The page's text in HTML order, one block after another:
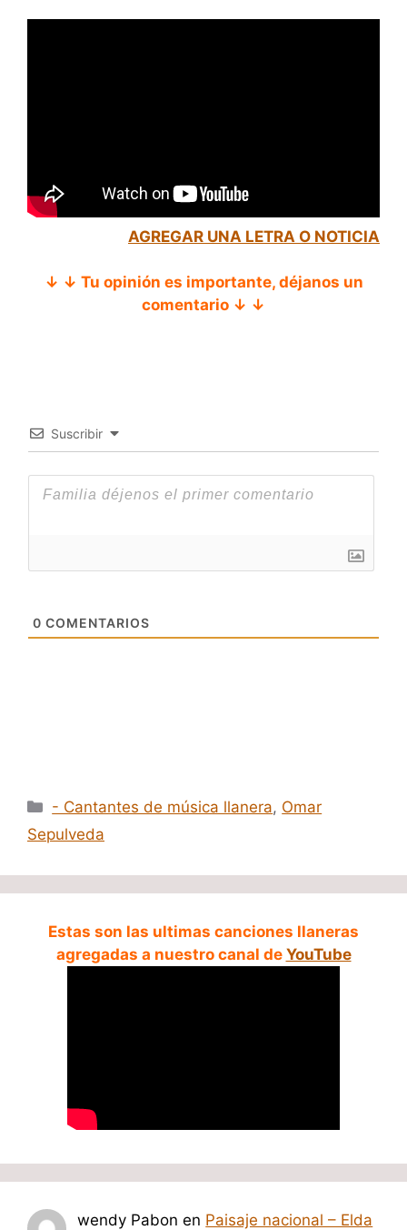
AGREGAR UNA LETRA O NOTICIA
↓ ↓ Tu opinión es importante, déjanos un
comentario ↓ ↓
Suscribir
0 COMENTARIOS
Categorías
- Cantantes de música llanera, Omar
Sepulveda
Estas son las ultimas canciones llaneras
agregadas a nuestro canal de YouTube
wendy Pabon en Paisaje nacional – Elda